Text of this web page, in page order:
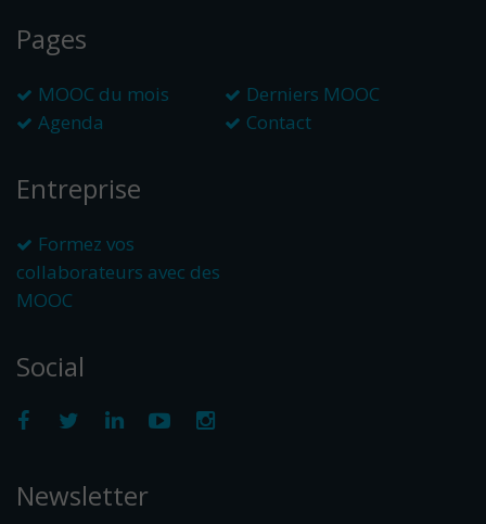
Pages
MOOC du mois
Derniers MOOC
Agenda
Contact
Entreprise
Formez vos
collaborateurs avec des
MOOC
Social
Newsletter